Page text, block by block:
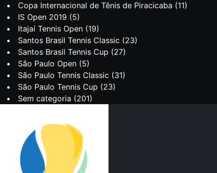
Copa Internacional de Tênis de Piracicaba (11)
IS Open 2019 (5)
Itajaí Tennis Open (19)
Santos Brasil Tennis Classic (23)
Santos Brasil Tennis Cup (27)
São Paulo Open (5)
São Paulo Tennis Classic (31)
São Paulo Tennis Cup (23)
Sem categoria (201)